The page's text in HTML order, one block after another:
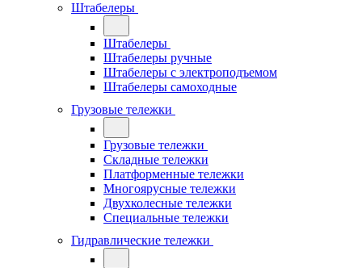
Штабелеры
Штабелеры
Штабелеры ручные
Штабелеры с электроподъемом
Штабелеры самоходные
Грузовые тележки
Грузовые тележки
Складные тележки
Платформенные тележки
Многоярусные тележки
Двухколесные тележки
Специальные тележки
Гидравлические тележки